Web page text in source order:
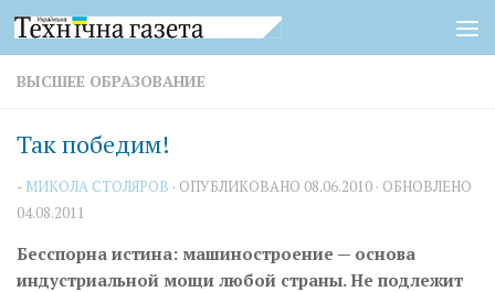
Перейти к содержимому
ВЫСШЕЕ ОБРАЗОВАНИЕ
Так победим!
- МИКОЛА СТОЛЯРОВ · ОПУБЛИКОВАНО 08.06.2010 · ОБНОВЛЕНО
04.08.2011
Бесспорна истина: машиностроение — основа
индустриальной мощи любой страны. Не подлежит